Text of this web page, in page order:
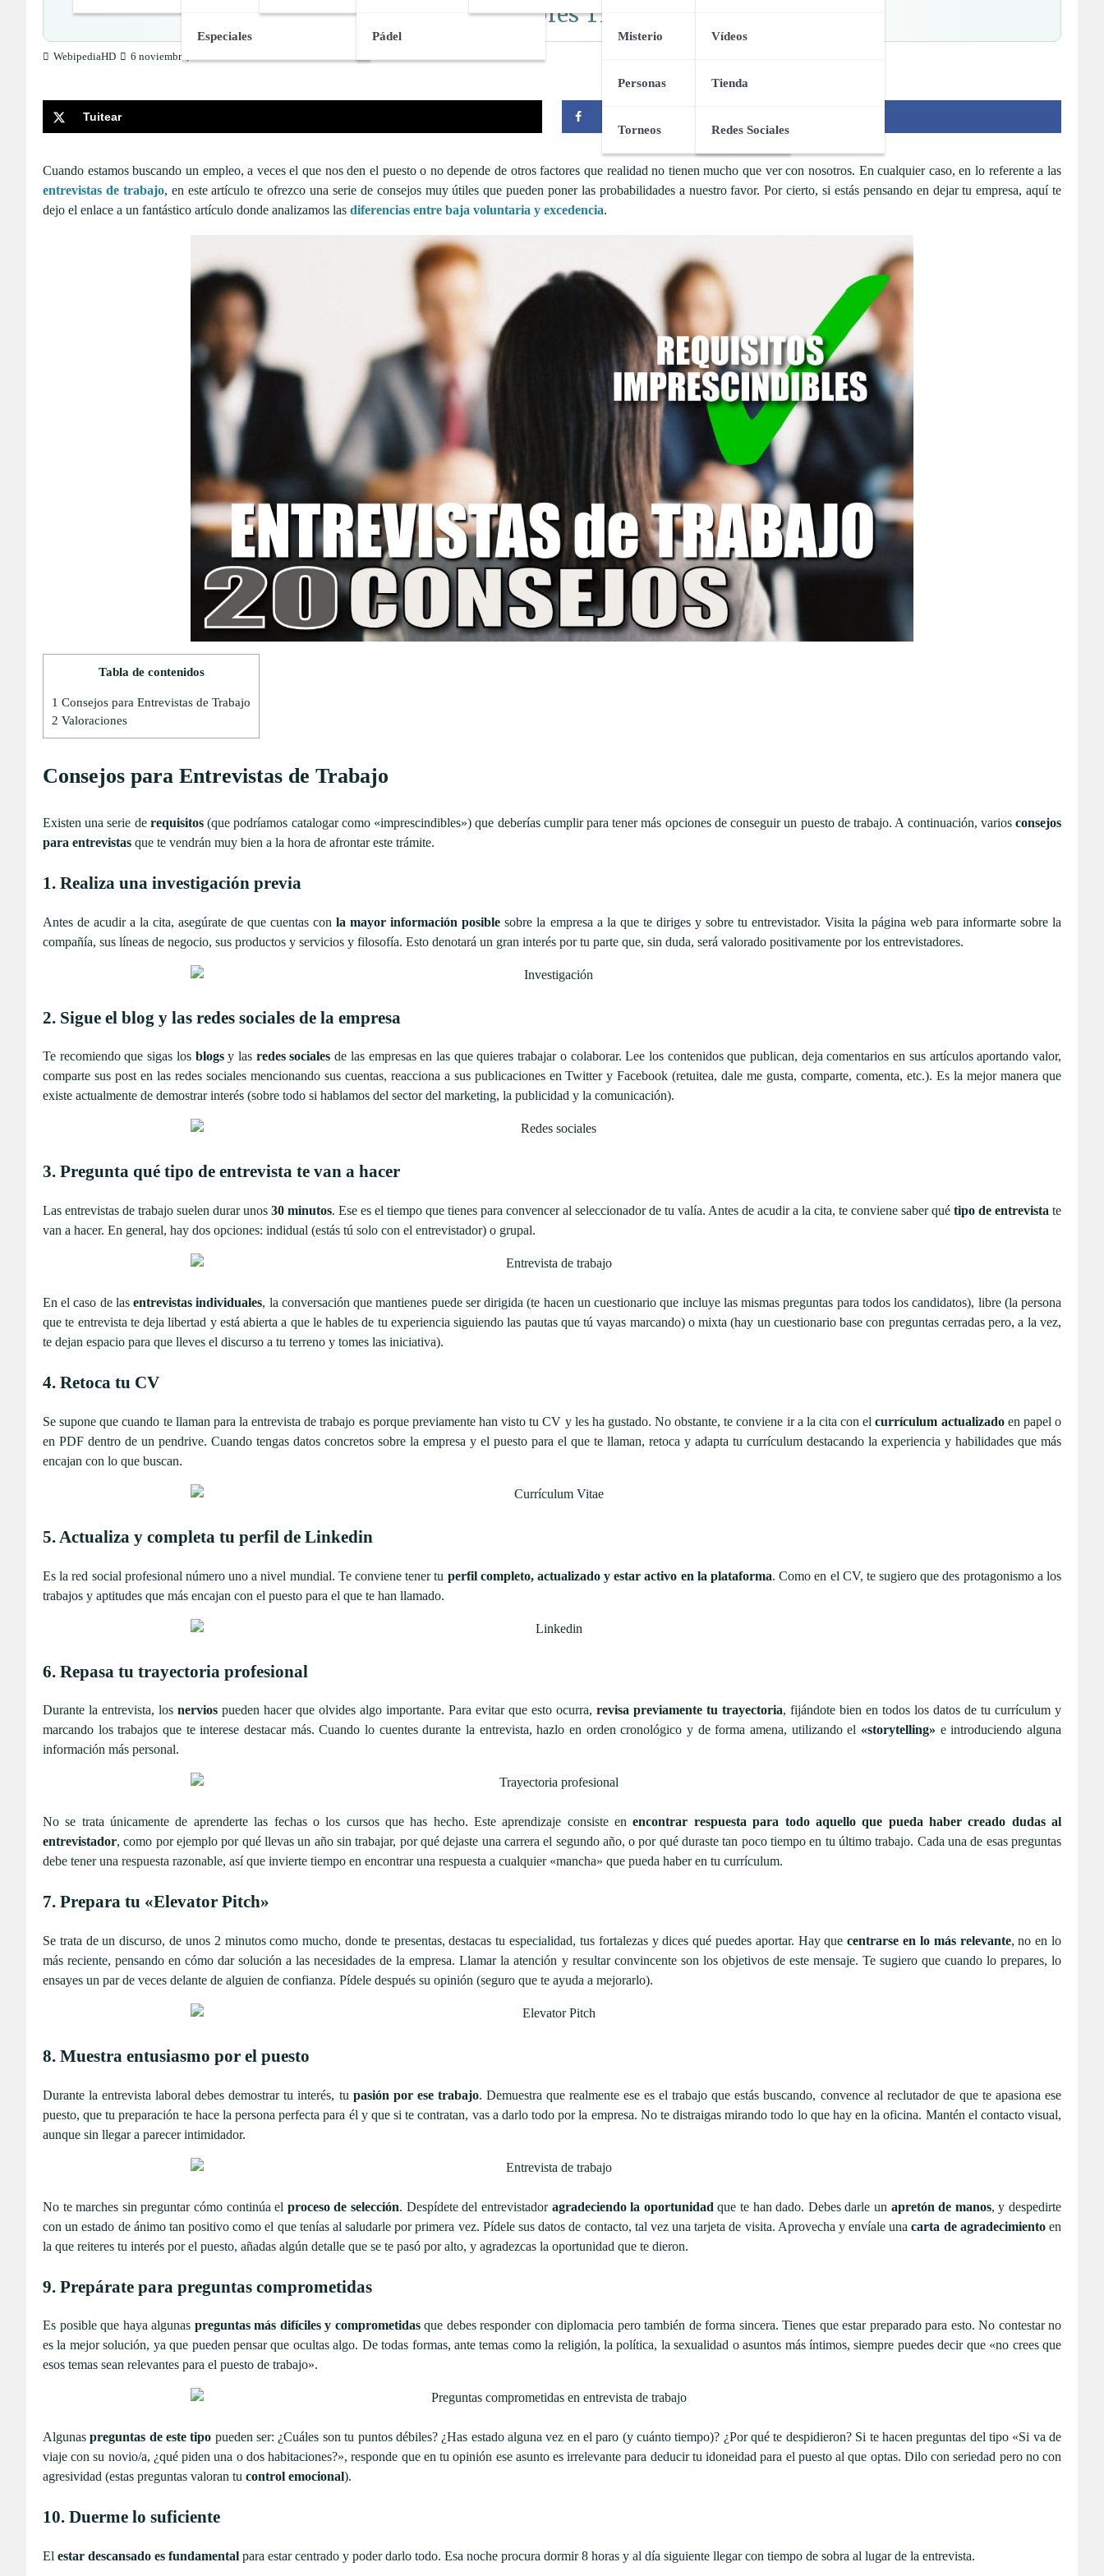
Especiales Pádel Misterio
Personas
Torneos
Vídeos
Tienda
Redes Sociales
Descubre los 20 Mejores Tips para Triunfar
WebipediaHD 6 noviembre, 2017
Tuitear
Cuando estamos buscando un empleo, a veces el que nos den el puesto o no depende de otros factores que realidad no tienen mucho que ver con nosotros. En cualquier caso, en lo referente a las
entrevistas de trabajo, en este artículo te ofrezco una serie de consejos muy útiles que pueden poner las probabilidades a nuestro favor. Por cierto, si estás pensando en dejar tu empresa, aquí te
dejo el enlace a un fantástico artículo donde analizamos las diferencias entre baja voluntaria y excedencia.
Tabla de contenidos
1 Consejos para Entrevistas de Trabajo
2 Valoraciones
Consejos para Entrevistas de Trabajo
Existen una serie de requisitos(que podríamos catalogar como «imprescindibles») que deberías cumplir para tener más opciones de conseguir un puesto de trabajo. A continuación, variosconsejos
para entrevistas que te vendrán muy bien a la hora de afrontar este trámite.
1. Realiza una investigación previa
Antes de acudir a la cita, asegúrate de que cuentas conla mayor información posible sobre la empresa a la que te diriges y sobre tu entrevistador. Visita la página web para informarte sobre la
compañía, sus líneas de negocio, sus productos y servicios y filosofía. Esto denotará un gran interés por tu parte que, sin duda, será valorado positivamente por los entrevistadores.
2. Sigue el blog y las redes sociales de la empresa
Te recomiendo que sigas los blogsy las redes sociales de las empresas en las que quieres trabajar o colaborar. Lee los contenidos que publican, deja comentarios en sus artículos aportando valor,
comparte sus post en las redes sociales mencionando sus cuentas, reacciona a sus publicaciones en Twitter y Facebook (retuitea, dale me gusta, comparte, comenta, etc.). Es la mejor manera que
existe actualmente de demostrar interés (sobre todo si hablamos del sector del marketing, la publicidad y la comunicación).
3. Pregunta qué tipo de entrevista te van a hacer
Las entrevistas de trabajo suelen durar unos 30 minutos. Ese es el tiempo que tienes para convencer al seleccionador de tu valía. Antes de acudir a la cita, te conviene saber qué tipo de entrevista te
van a hacer. En general, hay dos opciones: indidual (estás tú solo con el entrevistador) o grupal.
En el caso de lasentrevistas individuales, la conversación que mantienes puede ser dirigida (te hacen un cuestionario que incluye las mismas preguntas para todos los candidatos), libre (la persona
que te entrevista te deja libertad y está abierta a que le hables de tu experiencia siguiendo las pautas que tú vayas marcando) o mixta (hay un cuestionario base con preguntas cerradas pero, a la vez,
te dejan espacio para que lleves el discurso a tu terreno y tomes las iniciativa).
4. Retoca tu CV
Se supone que cuando te llaman para la entrevista de trabajo es porque previamente han visto tu CV y les ha gustado. No obstante, te conviene ir a la cita con elcurrículum actualizadoen papel o
en PDF dentro de un pendrive. Cuando tengas datos concretos sobre la empresa y el puesto para el que te llaman, retoca y adapta tu currículum destacando la experiencia y habilidades que más
encajan con lo que buscan.
5. Actualiza y completa tu perfil de Linkedin
Es la red social profesional número uno a nivel mundial. Te conviene tener tu perfil completo, actualizado y estar activo en la plataforma. Como en el CV, te sugiero que des protagonismo a los
trabajos y aptitudes que más encajan con el puesto para el que te han llamado.
6. Repasa tu trayectoria profesional
Durante la entrevista, los nervios pueden hacer que olvides algo importante. Para evitar que esto ocurra, revisa previamente tu trayectoria, fijándote bien en todos los datos de tu currículum y
marcando los trabajos que te interese destacar más. Cuando lo cuentes durante la entrevista, hazlo en orden cronológico y de forma amena, utilizando el «storytelling» e introduciendo alguna
información más personal.
No se trata únicamente de aprenderte las fechas o los cursos que has hecho. Este aprendizaje consiste enencontrar respuesta para todo aquello que pueda haber creado dudas al
entrevistador, como por ejemplo por qué llevas un año sin trabajar, por qué dejaste una carrera el segundo año, o por qué duraste tan poco tiempo en tu último trabajo. Cada una de esas preguntas
debe tener una respuesta razonable, así que invierte tiempo en encontrar una respuesta a cualquier «mancha» que pueda haber en tu currículum.
7. Prepara tu «Elevator Pitch»
Se trata de un discurso, de unos 2 minutos como mucho, donde te presentas, destacas tu especialidad, tus fortalezas y dices qué puedes aportar. Hay quecentrarse en lo más relevante, no en lo
más reciente, pensando en cómo dar solución a las necesidades de la empresa. Llamar la atención y resultar convincente son los objetivos de este mensaje. Te sugiero que cuando lo prepares, lo
ensayes un par de veces delante de alguien de confianza. Pídele después su opinión (seguro que te ayuda a mejorarlo).
8. Muestra entusiasmo por el puesto
Durante la entrevista laboral debes demostrar tu interés, tu pasión por ese trabajo. Demuestra que realmente ese es el trabajo que estás buscando, convence al reclutador de que te apasiona ese
puesto, que tu preparación te hace la persona perfecta para él y que si te contratan, vas a darlo todo por la empresa. No te distraigas mirando todo lo que hay en la oficina. Mantén el contacto visual,
aunque sin llegar a parecer intimidador.
No te marches sin preguntar cómo continúa el proceso de selección. Despídete del entrevistador agradeciendo la oportunidad que te han dado. Debes darle un apretón de manos, y despedirte
con un estado de ánimo tan positivo como el que tenías al saludarle por primera vez. Pídele sus datos de contacto, tal vez una tarjeta de visita. Aprovecha y envíale unacarta de agradecimientoen
la que reiteres tu interés por el puesto, añadas algún detalle que se te pasó por alto, y agradezcas la oportunidad que te dieron.
9. Prepárate para preguntas comprometidas
Es posible que haya algunas preguntas más difíciles y comprometidasque debes responder con diplomacia pero también de forma sincera. Tienes que estar preparado para esto. No contestar no
es la mejor solución, ya que pueden pensar que ocultas algo. De todas formas, ante temas como la religión, la política, la sexualidad o asuntos más íntimos, siempre puedes decir que «no crees que
esos temas sean relevantes para el puesto de trabajo».
Algunaspreguntas de este tipo pueden ser: ¿Cuáles son tu puntos débiles? ¿Has estado alguna vez en el paro (y cuánto tiempo)? ¿Por qué te despidieron? Si te hacen preguntas del tipo «Si va de
viaje con su novio/a, ¿qué piden una o dos habitaciones?», responde que en tu opinión ese asunto es irrelevante para deducir tu idoneidad para el puesto al que optas. Dilo con seriedad pero no con
agresividad (estas preguntas valoran tu control emocional).
10. Duerme lo suficiente
El estar descansado es fundamental para estar centrado y poder darlo todo. Esa noche procura dormir 8 horas y al día siguiente llegar con tiempo de sobra al lugar de la entrevista.